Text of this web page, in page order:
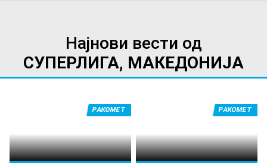
Најнови вести од
СУПЕРЛИГА, МАКЕДОНИЈА
РАКОМЕТ РАКОМЕТ